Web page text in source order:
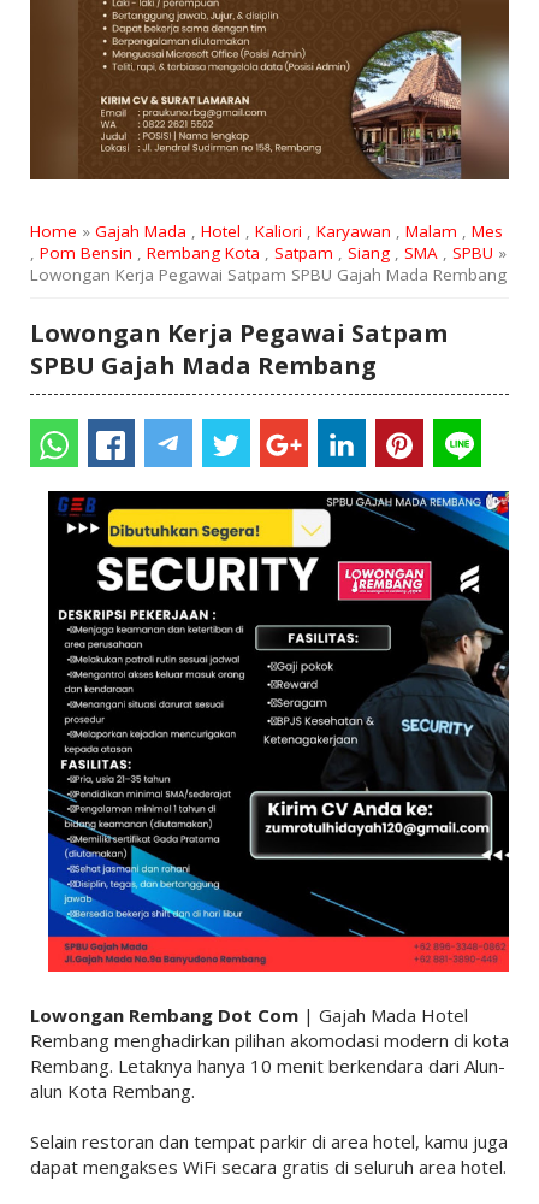
Home » Gajah Mada , Hotel , Kaliori , Karyawan , Malam , Mes
, Pom Bensin , Rembang Kota , Satpam , Siang, SMA, SPBU »
Lowongan Kerja Pegawai Satpam SPBU Gajah Mada Rembang
Lowongan Kerja Pegawai Satpam
SPBU Gajah Mada Rembang
Lowongan Rembang Dot Com| Gajah Mada Hotel
Rembang menghadirkan pilihan akomodasi modern di kota
Rembang. Letaknya hanya 10 menit berkendara dari Alun-
alun Kota Rembang.
Selain restoran dan tempat parkir di area hotel, kamu juga
dapat mengakses WiFi secara gratis di seluruh area hotel.